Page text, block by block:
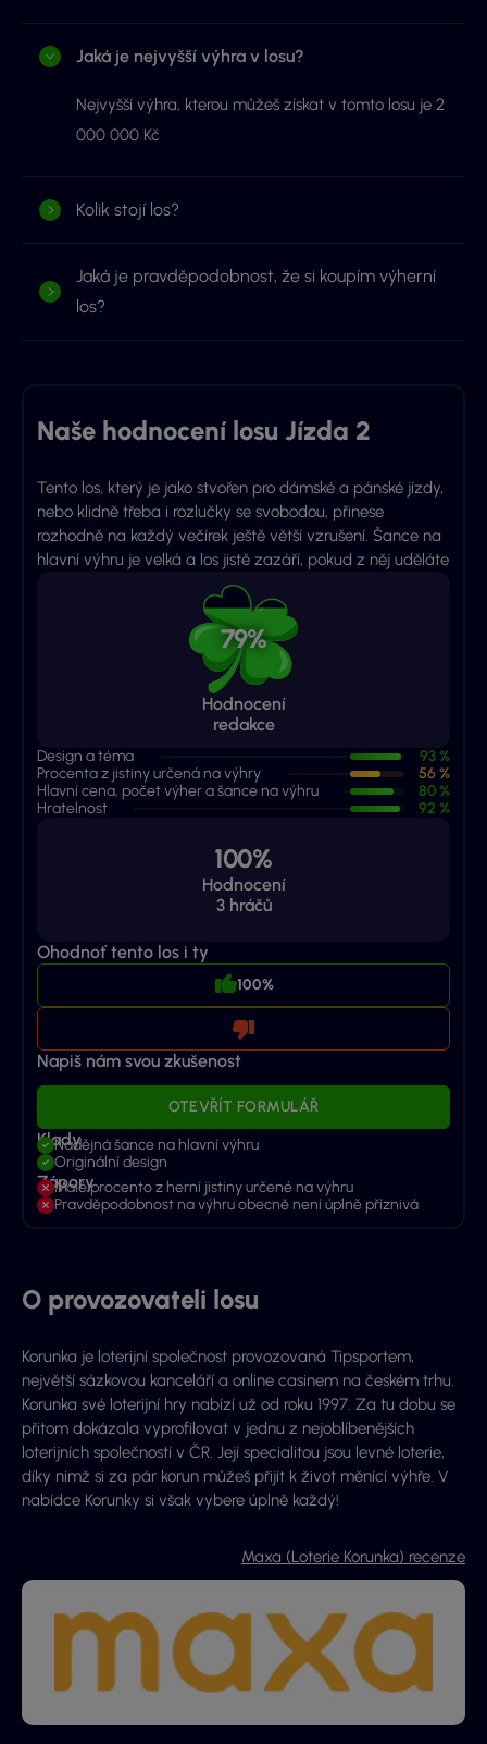
Jaká je nejvyšší výhra v losu?
Nejvyšší výhra, kterou můžeš získat v tomto losu je 2
000 000 Kč
Kolik stojí los?
Jaká je pravděpodobnost, že si koupím výherní
los?
Naše hodnocení losu Jízda 2
Tento los, který je jako stvořen pro dámské a pánské jízdy,
nebo klidně třeba i rozlučky se svobodou, přinese
rozhodně na každý večírek ještě větší vzrušení. Šance na
hlavní výhru je velká a los jistě zazáří, pokud z něj uděláte
79%
Hodnocení
redakce
Design a téma
93 %
Procenta z jistiny určená na výhry
56 %
Hlavní cena, počet výher a šance na výhru
80 %
Hratelnost
92 %
100%
Hodnocení
3hráčů
Ohodnoť tento los i ty
100%
Napiš nám svou zkušenost
OTEVŘÍT FORMULÁŘ
Klady
Nadějná šance na hlavní výhru
Originální design
Zápory
Malé procento z herní jistiny určené na výhru
Pravděpodobnost na výhru obecně není úplně příznivá
O provozovateli losu
Korunka je loterijní společnost provozovaná Tipsportem,
největší sázkovou kanceláří a online casinem na českém trhu.
Korunka své loterijní hry nabízí už od roku 1997. Za tu dobu se
přitom dokázala vyprofilovat v jednu z nejoblíbenějších
loterijních společností v ČR. Její specialitou jsou levné loterie,
díky nimž si za pár korun můžeš přijít k život měnící výhře. V
nabídce Korunky si však vybere úplně každý!
Maxa (Loterie Korunka) recenze